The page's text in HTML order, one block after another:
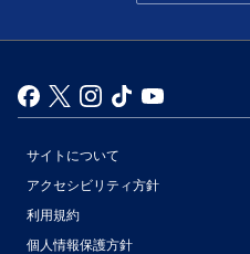
サイトについて
アクセシビリティ方針
利用規約
個人情報保護方針